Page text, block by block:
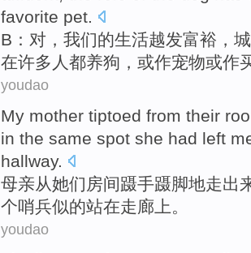
favorite pet.
B ： 对 ，我们的生活越发富裕，
在许多 人 都养狗，或作宠物或作
youdao
My mother tiptoed from their
in the same spot she had left
hallway.
母亲从她们 房间蹑手蹑脚地走出
个哨兵似的站在走廊 上。
youdao